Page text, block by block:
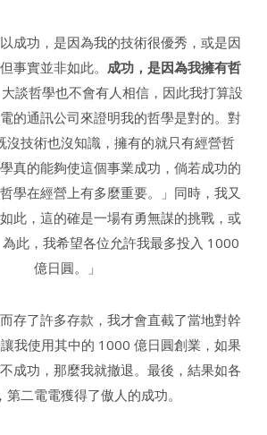
成功，是因為我的技術很優秀，或是因
事實並非如此。 成功，是因為我擁有哲
談哲學也不會有人相信，因此我打算設
的通訊公司來證明我的哲學是對的。對
沒技術也沒知識，擁有的就只有經營哲
真的能夠使這個事業成功，倘若成功的
學在經營上有多麼重要。」同時，我又
此，這的確是一場有勇無謀的挑戰，或
此，我希望各位允許我最多投入 1000
億日圓。」
存了許多存款，我才會直截了當地對幹
我使用其中的 1000 億日圓創業，如果
成功，那麼我就撤退。最後，結果如各
第二電電獲得了傲人的成功。